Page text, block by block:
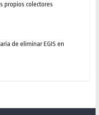
propios colectores
de eliminar EGIS en